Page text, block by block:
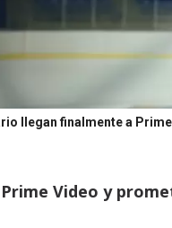
llegan finalmente a
Video y